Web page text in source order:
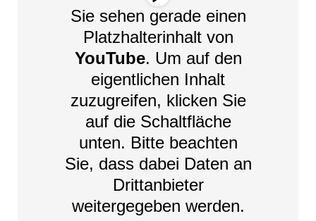
Sie sehen gerade einen
Platzhalterinhalt von
YouTube. Um auf den
eigentlichen Inhalt
zuzugreifen, klicken Sie
auf die Schaltfläche
unten. Bitte beachten
Sie, dass dabei Daten an
Drittanbieter
weitergegeben werden.